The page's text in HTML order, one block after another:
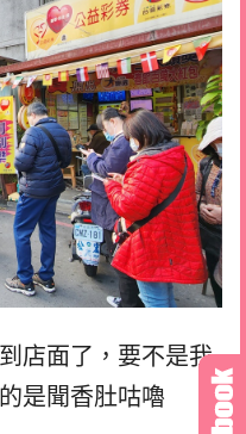
店面了， 要不是我
是聞香肚咕嚕